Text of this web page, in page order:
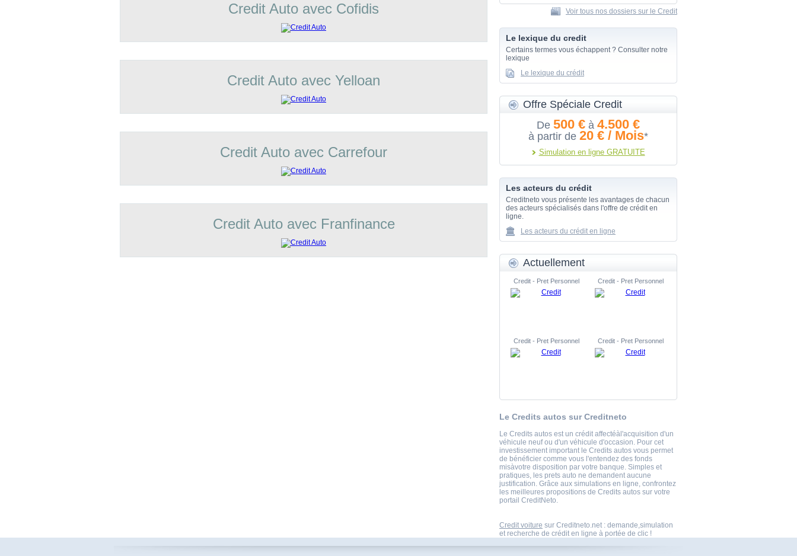
Credit Auto avec Cofidis
Credit Auto avec Yelloan
Credit Auto avec Carrefour
Credit Auto avec Franfinance
Voir tous nos dossiers sur le Credit
Le lexique du credit
Certains termes vous échappent ? Consulter notre
lexique
Le lexique du crédit
Offre Spéciale Credit
De 500 € à 4.500 €
à partir de 20 € / Mois*
Simulation en ligne GRATUITE
Les acteurs du crédit
Creditneto vous présente les avantages de chacun
des acteurs spécialisés dans l'offre de crédit en
ligne.
Les acteurs du crédit en ligne
Actuellement
Credit - Pret Personnel Credit - Pret Personnel
Credit - Pret Personnel Credit - Pret Personnel
Le Credits autos sur Creditneto
Le Credits autos est un crédit affectéàl'acquisition d'un
véhicule neuf ou d'un véhicule d'occasion. Pour cet
investissement important le Credits autos vous permet
de bénéficier comme vous l'entendez des fonds
misàvotre disposition par votre banque. Simples et
pratiques, les prets auto ne demandent aucune
justification. Grâce aux simulations en ligne, confrontez
les meilleures propositions de Credits autos sur votre
portail CreditNeto.
Credit voiture sur Creditneto.net : demande,simulation
et recherche de crédit en ligne à portée de clic !